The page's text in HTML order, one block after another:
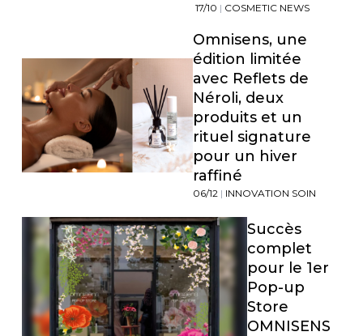
17/10 | COSMETIC NEWS
Omnisens, une
édition limitée
avec Reflets de
Néroli, deux
produits et un
rituel signature
pour un hiver
raffiné
06/12 | INNOVATION SOIN
Succès
complet
pour le 1er
Pop-up
Store
OMNISENS